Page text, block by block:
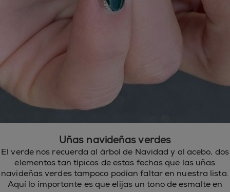
Uñas navideñas verdes
El verde nos recuerda al árbol de Navidad y al acebo, dos
elementos tan típicos de estas fechas que las uñas
navideñas verdes tampoco podían faltar en nuestra lista.
Aquí lo importante es que elijas un tono de esmalte en